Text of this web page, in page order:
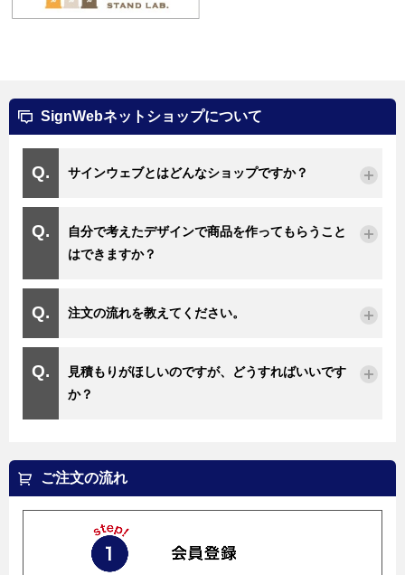
SignWebネットショップについて
サインウェブとはどんなショップですか？
自分で考えたデザインで商品を作ってもらうこと
はできますか？
注文の流れを教えてください。
見積もりがほしいのですが、どうすればいいです
か？
ご注文の流れ